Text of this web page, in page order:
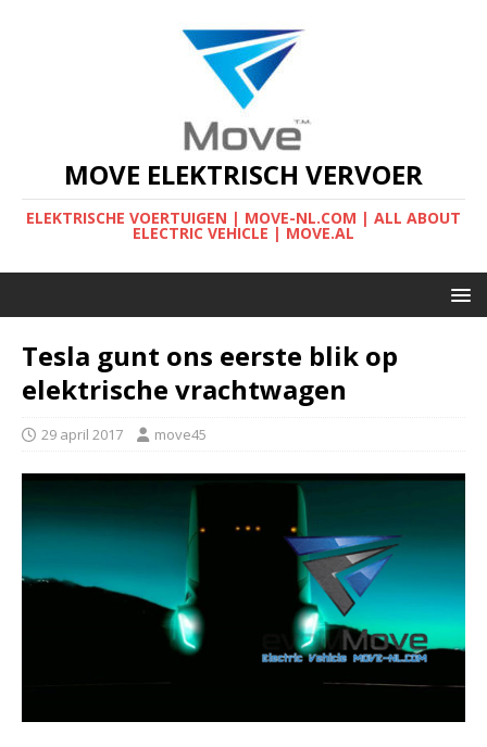
MOVE ELEKTRISCH VERVOER
ELEKTRISCHE VOERTUIGEN | MOVE-NL.COM | ALL ABOUT
ELECTRIC VEHICLE | MOVE.AL
Tesla gunt ons eerste blik op
elektrische vrachtwagen
29 april 2017 move45